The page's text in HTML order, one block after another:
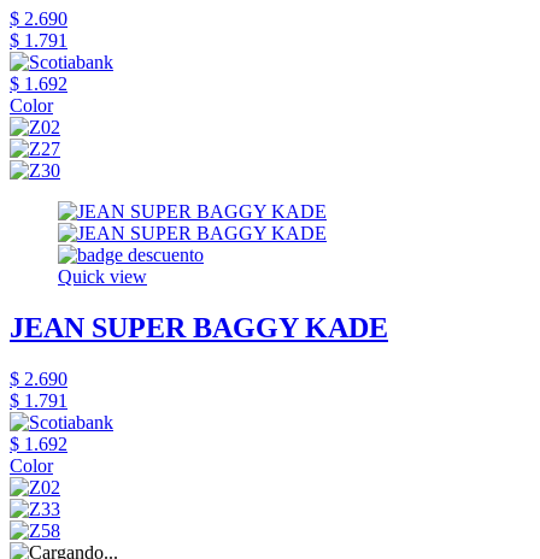
$ 2.690
$ 1.791
$ 1.692
Color
Quick view
JEAN SUPER BAGGY KADE
$ 2.690
$ 1.791
$ 1.692
Color